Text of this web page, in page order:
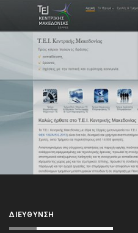
ΔΙΕΎΘΥΝΣΗ